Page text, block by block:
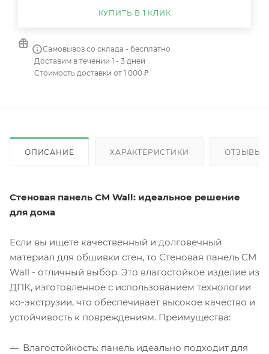
КУПИТЬ В 1 КЛИК
Самовывоз со склада - бесплатно
Доставим в течении 1 - 3 дней
Стоимость доставки от 1 000 ₽
ОПИСАНИЕ ХАРАКТЕРИСТИКИ ОТЗЫВЫ
Стеновая панель CM Wall: идеальное решение
для дома
Если вы ищете качественный и долговечный
материал для обшивки стен, то Стеновая панель CM
Wall - отличный выбор. Это влагостойкое изделие из
ДПК, изготовленное с использованием технологии
ко-экструзии, что обеспечивает высокое качество и
устойчивость к повреждениям. Преимущества:
Влагостойкость: панель идеально подходит для